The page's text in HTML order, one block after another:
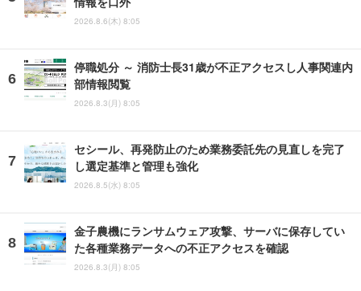
2026.8.6(木) 8:05
停職処分 ～ 消防士長31歳が不正アクセスし人事関連内
部情報閲覧
2026.8.3(月) 8:05
セシール、再発防止のため業務委託先の見直しを完了
し選定基準と管理も強化
2026.8.5(水) 8:05
金子農機にランサムウェア攻撃、サーバに保存してい
た各種業務データへの不正アクセスを確認
2026.8.3(月) 8:05